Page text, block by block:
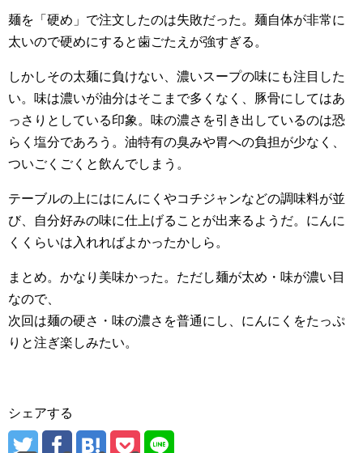
麺を「硬め」で注文したのは失敗だった。麺自体が非常に
太いので硬めにすると歯ごたえが強すぎる。
しかしその太麺に負けない、濃いスープの味にも注目した
い。味は濃いが油分はそこまで多くなく、豚骨にしてはあ
っさりとしている印象。味の濃さを引き出しているのは恐
らく塩分であろう。油特有の臭みや胃への負担が少なく、
ついごくごくと飲んでしまう。
テーブルの上にはにんにくやコチジャンなどの調味料が並
び、自分好みの味に仕上げることが出来るようだ。にんに
くくらいは入れればよかったかしら。
まとめ。かなり美味かった。ただし麺が太め・味が濃い目
なので、
次回は麺の硬さ・味の濃さを普通にし、にんにくをたっぷ
りと注ぎ楽しみたい。
シェアする